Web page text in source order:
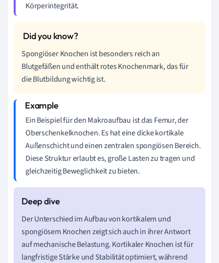
Körperintegrität.
Spongiöser Knochen ist besonders reich an
Blutgefäßen und enthält rotes Knochenmark, das für
die Blutbildung wichtig ist.
Ein Beispiel für den Makroaufbau ist das Femur, der
Oberschenkelknochen. Es hat eine dicke kortikale
Außenschicht und einen zentralen spongiösen Bereich.
Diese Struktur erlaubt es, große Lasten zu tragen und
gleichzeitig Beweglichkeit zu bieten.
Der Unterschied im Aufbau von kortikalem und
spongiösem Knochen zeigt sich auch in ihrer Antwort
auf mechanische Belastung. Kortikaler Knochen ist für
langfristige Stärke und Stabilität optimiert, während